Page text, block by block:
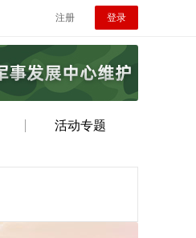
注册 登录
活动专题